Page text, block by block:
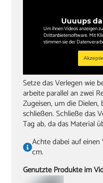
Uuuups
Um ihnen Videos anzeigen
Drittanbietersoftware. Mit
stimmen sie der
Setze das Verlegen wie
arbeite parallel an zwei
Zugeisen, um die
schließen. Schließe das
Tag ab, da das Material
Achte dabei auf
cm.
Genutzte Produkte im